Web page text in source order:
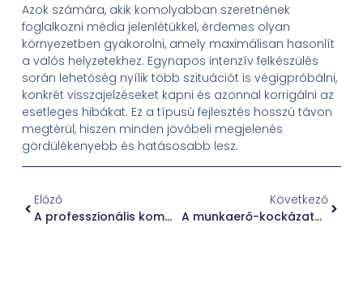
Azok számára, akik komolyabban szeretnének
foglalkozni média jelenlétükkel, érdemes olyan
környezetben gyakorolni, amely maximálisan hasonlít
a valós helyzetekhez. Egynapos intenzív felkészülés
során lehetőség nyílik több szituációt is végigpróbálni,
konkrét visszajelzéseket kapni és azonnal korrigálni az
esetleges hibákat. Ez a típusú fejlesztés hosszú távon
megtérül, hiszen minden jövőbeli megjelenés
gördülékenyebb és hatásosabb lesz.
Előző
A professzionális kommunikáció fontossága a média előtt: hogyan nyilatkozzunk hatékonyan a nyilvánosság számára
Következő
A munkaerő-kockázatok kezelésének stratégiai jelentősége a gyártóiparban